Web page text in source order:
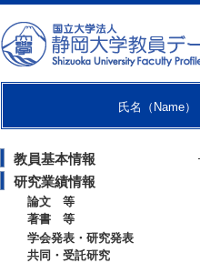
氏名（Name）
教員基本情報
研究業績情報
論文 等
著書 等
学会発表・研究発表
共同・受託研究